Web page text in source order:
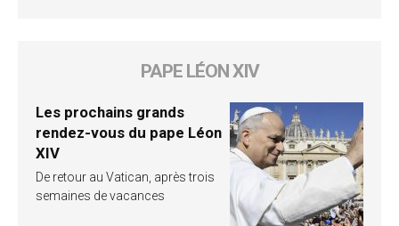
PAPE LÉON XIV
Les prochains grands
rendez-vous du pape Léon
XIV
De retour au Vatican, après trois
semaines de vacances